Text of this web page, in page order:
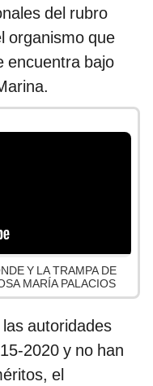
del rubro
organismo que
encuentra bajo
Y LA TRAMPA DE
MARÍA PALACIOS
autoridades
2020 y no han
el